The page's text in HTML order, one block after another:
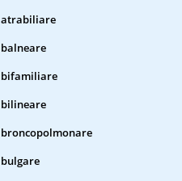
atrabiliare
balneare
bifamiliare
bilineare
broncopolmonare
bulgare